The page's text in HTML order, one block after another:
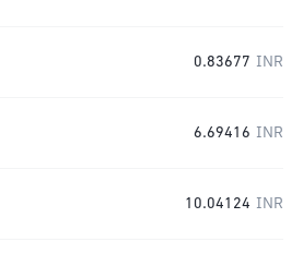
0.83677 INR
6.69416 INR
10.04124 INR